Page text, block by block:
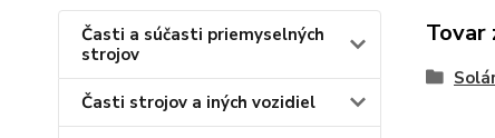
Časti a súčasti priemyselných
strojov
Časti strojov a iných vozidiel
Tovar